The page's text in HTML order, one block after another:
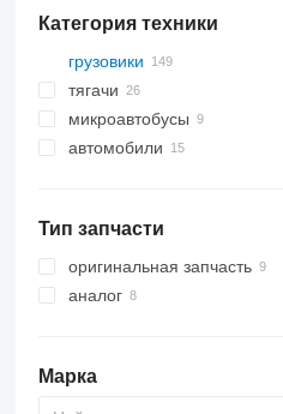
Категория техники
грузовики
тягачи
микроавтобусы
автомобили
Тип запчасти
оригинальная запчасть
аналог
Марка